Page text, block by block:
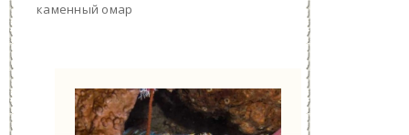
каменный омар